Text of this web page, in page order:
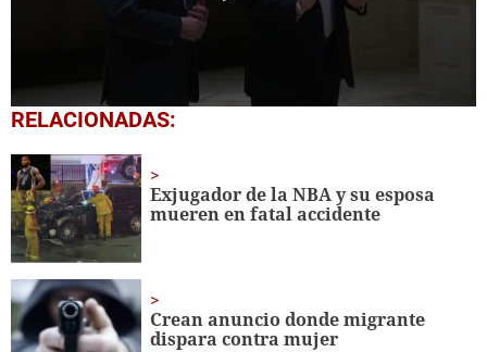
0
seconds
45
seconds
RELACIONADAS:
Exjugador de la NBA y su esposa
mueren en fatal accidente
Crean anuncio donde migrante
dispara contra mujer